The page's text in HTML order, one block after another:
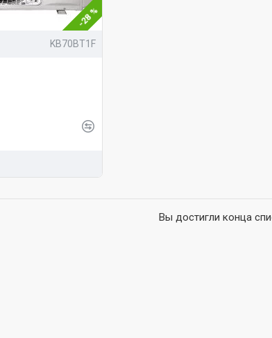
-28 %
KB70BT1F
Вы достигли конца